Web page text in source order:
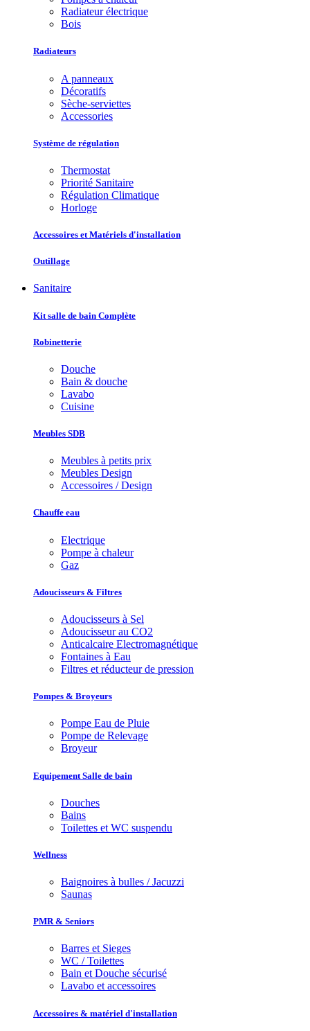
Radiateur électrique
Bois
Radiateurs
A panneaux
Décoratifs
Sèche-serviettes
Accessories
Système de régulation
Thermostat
Priorité Sanitaire
Régulation Climatique
Horloge
Accessoires et Matériels d'installation
Outillage
Sanitaire
Kit salle de bain Complète
Robinetterie
Douche
Bain & douche
Lavabo
Cuisine
Meubles SDB
Meubles à petits prix
Meubles Design
Accessoires / Design
Chauffe eau
Electrique
Pompe à chaleur
Gaz
Adoucisseurs & Filtres
Adoucisseurs à Sel
Adoucisseur au CO2
Anticalcaire Electromagnétique
Fontaines à Eau
Filtres et réducteur de pression
Pompes & Broyeurs
Pompe Eau de Pluie
Pompe de Relevage
Broyeur
Equipement Salle de bain
Douches
Bains
Toilettes et WC suspendu
Wellness
Baignoires à bulles / Jacuzzi
Saunas
PMR & Seniors
Barres et Sieges
WC / Toilettes
Bain et Douche sécurisé
Lavabo et accessoires
Accessoires & matériel d'installation